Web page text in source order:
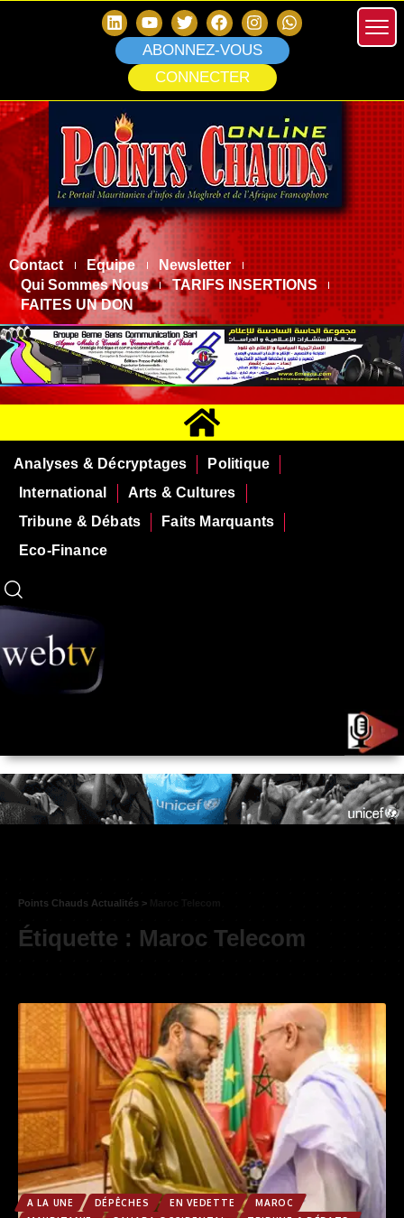
ABONNEZ-VOUS
CONNECTER
Contact Equipe
Newsletter
Qui Sommes Nous
TARIFS INSERTIONS
FAITES UN DON
Analyses & Décryptages
Politique
International
Arts & Cultures
Tribune & Débats
Faits Marquants
Eco-Finance
Points Chauds Actualités >
Étiquette : Maroc Telecom
A LA UNE DÉPÊCHES EN VEDETTE
MAROC